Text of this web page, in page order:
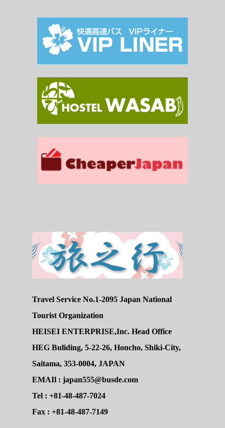
Travel Service No.1-2095 Japan National
Tourist Organization
HEISEI ENTERPRISE,Inc. Head Office
HEG Buliding, 5-22-26, Honcho, Shiki-City,
Saitama, 353-0004, JAPAN
EMAIl : japan555@busde.com
Tel : +81-48-487-7024
Fax : +81-48-487-7149